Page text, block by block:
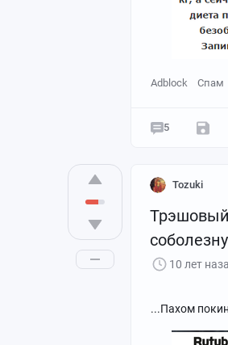
Adblock Спам
5
Tozuki
10 лет
...Пахом